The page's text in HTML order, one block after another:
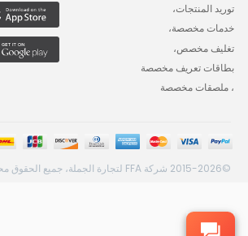
توريد المنتجات،
خدمات مخصصة،
تغليف مخصص،
بطاقات تعريف مخصصة
، ملصقات مخصصة
©2015-2026 شركة FFA لتجارة الجملة، جميع الحقوق محفوظة